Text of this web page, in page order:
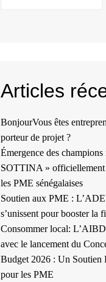
Articles
BonjourVous êtes
porteur de projet ?
Émergence des
SOTTINA » officiellement
les PME sénégalaises
Soutien aux PME :
s’unissent pour booster la
Consommer local:
avec le lancement du
Budget 2026 : Un
pour les PME